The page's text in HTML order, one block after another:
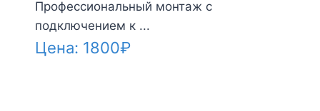
Профессиональный монтаж с
подключением к ...
Цена: 1800₽